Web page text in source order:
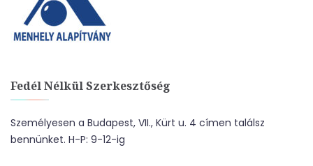
Fedél Nélkül Szerkesztőség
Személyesen a Budapest, VII., Kürt u. 4 címen találsz
bennünket. H-P: 9-12-ig